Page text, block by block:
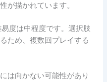
が描かれています。
度は中程度です。選択肢
ため、複数回プレイする
は向かない可能性があり